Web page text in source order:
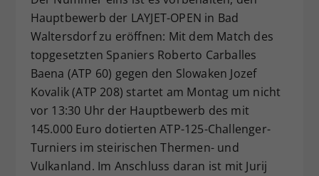
Hauptbewerb der LAYJET-OPEN in Bad
Waltersdorf zu eröffnen: Mit dem Match des
topgesetzten Spaniers Roberto Carballes
Baena (ATP 60) gegen den Slowaken Jozef
Kovalik (ATP 208) startet am Montag um nicht
vor 13:30 Uhr der Hauptbewerb des mit
145.000 Euro dotierten ATP-125-Challenger-
Turniers im steirischen Thermen- und
Vulkanland. Im Anschluss daran ist mit Jurij
Zweck
Dieser Wert speichert Ihre Consent-
Einstellungen. Unter anderem eine
zufällig generierte ID, für die
historische Speicherung Ihrer
vorgenommen Einstellungen, falls der
Webseiten-Betreiber dies eingestellt
hat.